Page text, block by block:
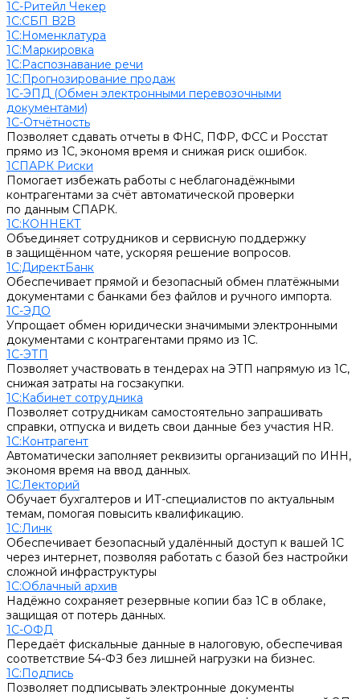
1С-Ритейл Чекер
1С:СБП B2B
1С:Номенклатура
1С:Маркировка
1С:Распознавание речи
1С:Прогнозирование продаж
1С-ЭПД (Обмен электронными перевозочными
документами)
1С-Отчётность
Позволяет сдавать отчеты в ФНС, ПФР, ФСС и Росстат
прямо из 1С, экономя время и снижая риск ошибок.
1СПАРК Риски
Помогает избежать работы с неблагонадёжными
контрагентами за счёт автоматической проверки
по данным СПАРК.
1С:КОННЕКТ
Объединяет сотрудников и сервисную поддержку
в защищённом чате, ускоряя решение вопросов.
1С:ДиректБанк
Обеспечивает прямой и безопасный обмен платёжными
документами с банками без файлов и ручного импорта.
1С-ЭДО
Упрощает обмен юридически значимыми электронными
документами с контрагентами прямо из 1С.
1С-ЭТП
Позволяет участвовать в тендерах на ЭТП напрямую из 1С,
снижая затраты на госзакупки.
1С:Кабинет сотрудника
Позволяет сотрудникам самостоятельно запрашивать
справки, отпуска и видеть свои данные без участия HR.
1С:Контрагент
Автоматически заполняет реквизиты организаций по ИНН,
экономя время на ввод данных.
1С:Лекторий
Обучает бухгалтеров и ИТ-специалистов по актуальным
темам, помогая повысить квалификацию.
1С:Линк
Обеспечивает безопасный удалённый доступ к вашей 1С
через интернет, позволяя работать с базой без настройки
сложной инфраструктуры
1С:Облачный архив
Надёжно сохраняет резервные копии баз 1С в облаке,
защищая от потерь данных.
1С-ОФД
Передаёт фискальные данные в налоговую, обеспечивая
соответствие 54-ФЗ без лишней нагрузки на бизнес.
1С:Подпись
Позволяет подписывать электронные документы